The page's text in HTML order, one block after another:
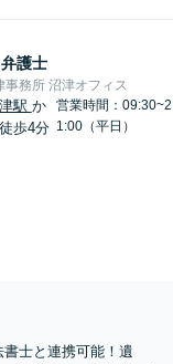
弁護士
務所 沼津オフィス
駅 か
歩4分
営業時間：09:30~2
1:00（平日）
書士と連携可能！遺